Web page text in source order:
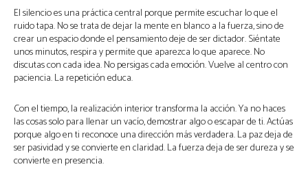
El silencio es una práctica central porque permite escuchar lo que el
ruido tapa. No se trata de dejar la mente en blanco a la fuerza, sino de
crear un espacio donde el pensamiento deje de ser dictador. Siéntate
unos minutos, respira y permite que aparezca lo que aparece. No
discutas con cada idea. No persigas cada emoción. Vuelve al centro con
paciencia. La repetición educa.
Con el tiempo, la realización interior transforma la acción. Ya no haces
las cosas solo para llenar un vacío, demostrar algo o escapar de ti. Actúas
porque algo en ti reconoce una dirección más verdadera. La paz deja de
ser pasividad y se convierte en claridad. La fuerza deja de ser dureza y se
convierte en presencia.